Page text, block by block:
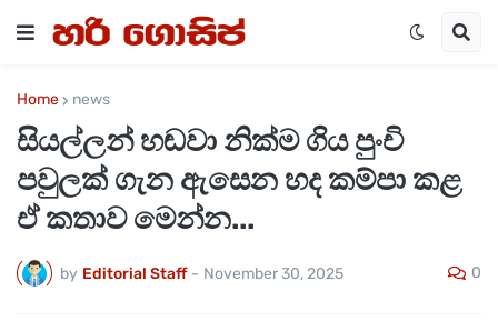
Home news
සියල්ලන් හඬවා නික්ම ගිය පුංචි
පවුලක් ගැන ඇසෙන හද කම්පා කළ
ඒ කතාව මෙන්න...
by Editorial Staff - November 30, 2025 0